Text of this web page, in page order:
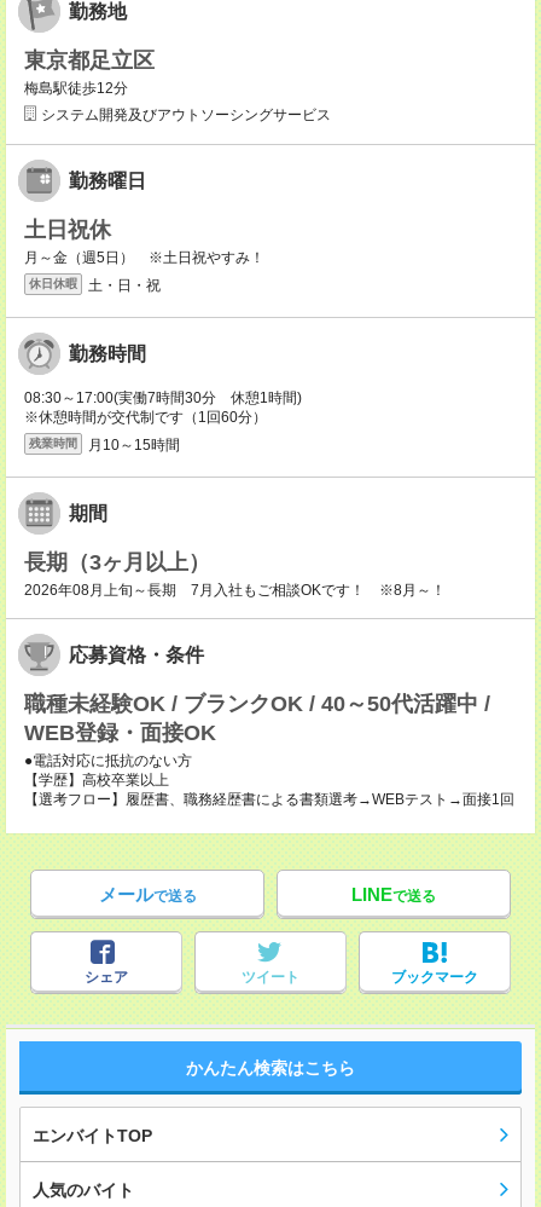
勤務地
東京都足立区
梅島駅徒歩12分
システム開発及びアウトソーシングサービス
勤務曜日
土日祝休
月～金（週5日） ※土日祝やすみ！
休日休暇 土・日・祝
勤務時間
08:30～17:00(実働7時間30分 休憩1時間)
※休憩時間が交代制です（1回60分）
残業時間 月10～15時間
期間
長期（3ヶ月以上）
2026年08月上旬～長期 7月入社もご相談OKです！ ※8月～！
応募資格・条件
職種未経験OK / ブランクOK / 40～50代活躍中 /
WEB登録・面接OK
●電話対応に抵抗のない方
【学歴】高校卒業以上
【選考フロー】履歴書、職務経歴書による書類選考→WEBテスト→面接1回
メールで送る LINEで送る
シェア ツイート ブックマーク
かんたん検索はこちら
エンバイトTOP
人気のバイト